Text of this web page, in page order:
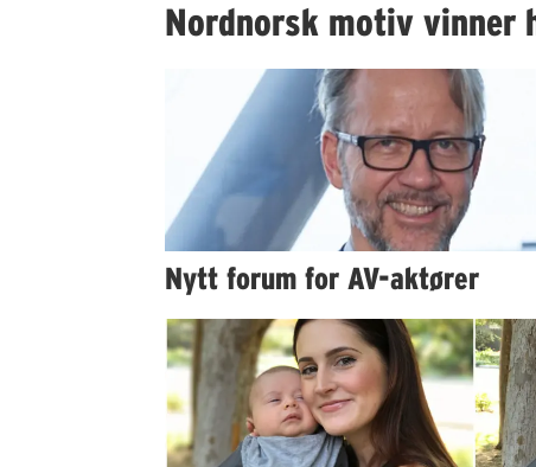
Nordnorsk motiv vinner
Nytt forum for AV-aktører